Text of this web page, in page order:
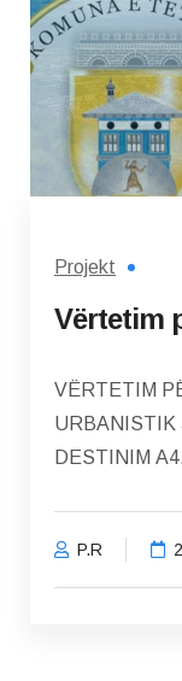
Projekt
Vërtetim
VËRTETIM
URBANISTIK
DESTINIM
P.R